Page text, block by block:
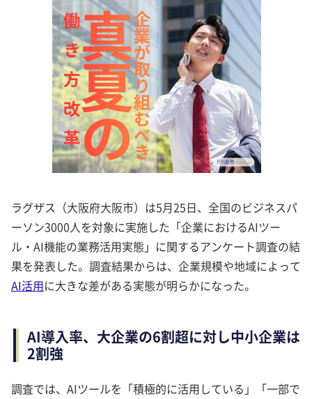
ラグザス（大阪府大阪市）は5月25日、全国のビジネスパ
ーソン3000人を対象に実施した「企業におけるAIツー
ル・AI機能の業務活用実態」に関するアンケート調査の結
果を発表した。調査結果からは、企業規模や地域によって
AI活用に大きな差がある実態が明らかになった。
AI導入率、大企業の6割超に対し中小企業は
2割強
調査では、AIツールを「積極的に活用している」「一部で